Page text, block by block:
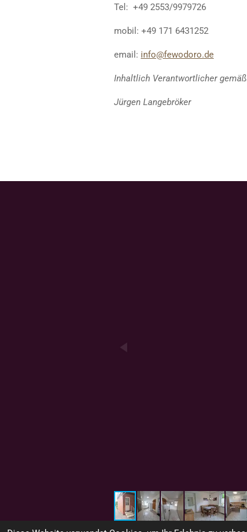
Tel: +49 2553/9979726
mobil: +49 171 6431252
email: info@fewodoro.de
Inhaltlich Verantwortlicher
Jürgen Langebröker